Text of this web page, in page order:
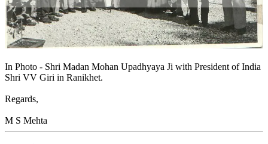
In Photo - Shri Madan Mohan Upadhyaya Ji with President of India
Shri VV Giri in Ranikhet.
Regards,
M S Mehta